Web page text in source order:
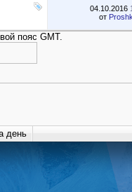
04.10.2016
от
пояс GMT.
день